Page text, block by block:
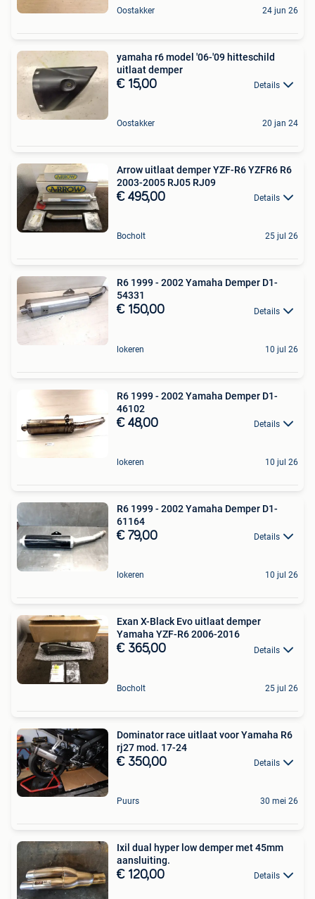
Oostakker 24 jun 26
yamaha r6 model '06-'09 hitteschild
uitlaat demper
€ 15,00 Details
Oostakker 20 jan 24
Arrow uitlaat demper YZF-R6 YZFR6 R6
2003-2005 RJ05 RJ09
€ 495,00 Details
Bocholt 25 jul 26
R6 1999 - 2002 Yamaha Demper D1-
54331
€ 150,00 Details
lokeren 10 jul 26
R6 1999 - 2002 Yamaha Demper D1-
46102
€ 48,00 Details
lokeren 10 jul 26
R6 1999 - 2002 Yamaha Demper D1-
61164
€ 79,00 Details
lokeren 10 jul 26
Exan X-Black Evo uitlaat demper
Yamaha YZF-R6 2006-2016
€ 365,00 Details
Bocholt 25 jul 26
Dominator race uitlaat voor Yamaha R6
rj27 mod. 17-24
€ 350,00 Details
Puurs 30 mei 26
Ixil dual hyper low demper met 45mm
aansluiting.
€ 120,00 Details